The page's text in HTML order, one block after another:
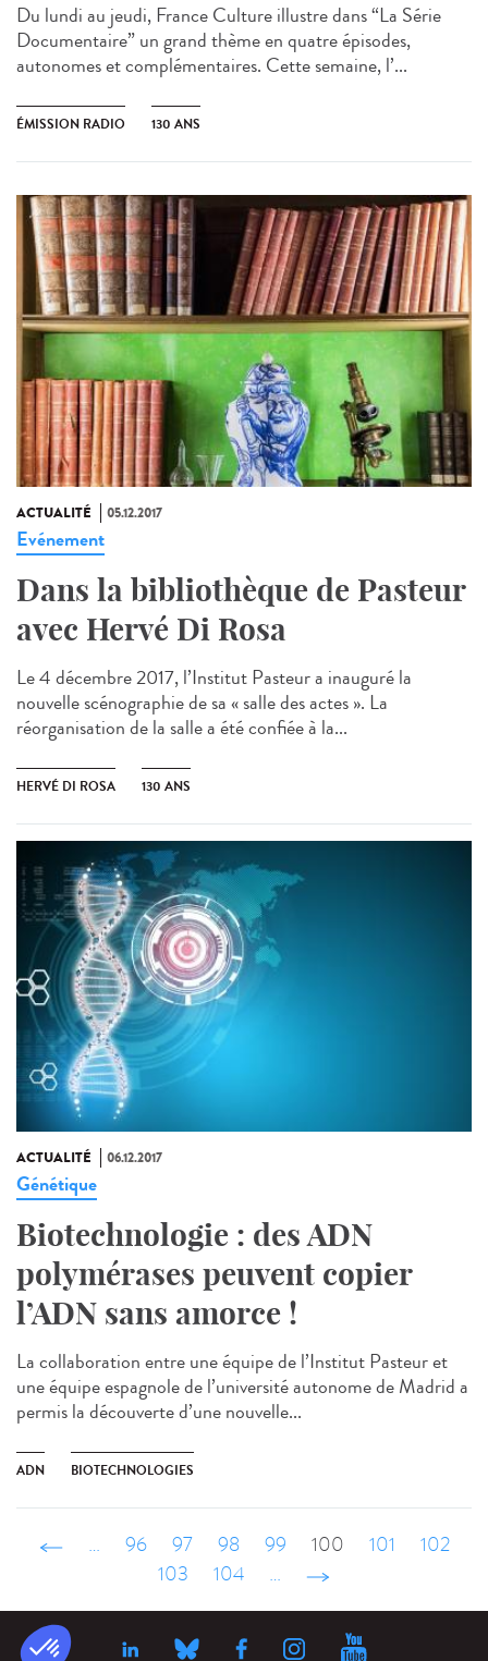
Du lundi au jeudi, France Culture illustre dans “La Série
Documentaire” un grand thème en quatre épisodes,
autonomes et complémentaires. Cette semaine, l’...
ÉMISSION RADIO 130 ANS
ACTUALITÉ 05.12.2017
Evénement
Dans la bibliothèque de Pasteur
avec Hervé Di Rosa
Le 4 décembre 2017, l’Institut Pasteur a inauguré la
nouvelle scénographie de sa « salle des actes ». La
réorganisation de la salle a été confiée à la...
HERVÉ DI ROSA 130 ANS
ACTUALITÉ 06.12.2017
Génétique
Biotechnologie : des ADN
polymérases peuvent copier
l’ADN sans amorce !
La collaboration entre une équipe de l’Institut Pasteur et
une équipe espagnole de l’université autonome de Madrid a
permis la découverte d’une nouvelle...
ADN BIOTECHNOLOGIES
‹ précédent
… 96 97 98 99 100 101
102
103
104 … suivant ›